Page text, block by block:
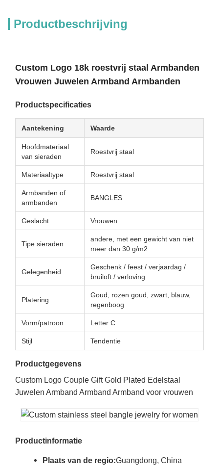
Productbeschrijving
Custom Logo 18k roestvrij staal Armbanden
Vrouwen Juwelen Armband Armbanden
Productspecificaties
Aantekening Waarde
Hoofdmateriaal
van sieraden
Roestvrij staal
Materiaaltype Roestvrij staal
Armbanden of
armbanden
BANGLES
Geslacht Vrouwen
Tipe sieraden
andere, met een gewicht van niet
meer dan 30 g/m2
Gelegenheid
Geschenk / feest / verjaardag /
bruiloft / verloving
Platering
Goud, rozen goud, zwart, blauw,
regenboog
Vorm/patroon Letter C
Stijl Tendentie
Productgegevens
Custom Logo Couple Gift Gold Plated Edelstaal
Juwelen Armband Armband Armband voor vrouwen
Productinformatie
Plaats van de regio:Guangdong, China